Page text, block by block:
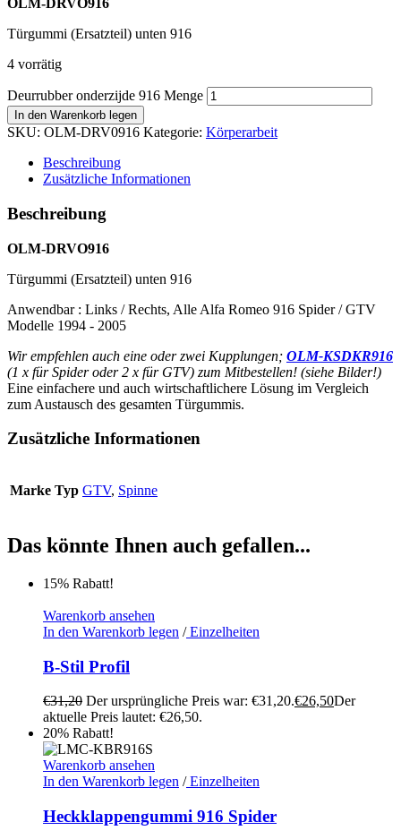
OLM-DRVO916
Türgummi (Ersatzteil) unten 916
4 vorrätig
Deurrubber onderzijde 916 Menge
In den Warenkorb legen
SKU: OLM-DRV0916 Kategorie: Körperarbeit
Beschreibung
Zusätzliche Informationen
Beschreibung
OLM-DRVO916
Türgummi (Ersatzteil) unten 916
Anwendbar : Links / Rechts, Alle Alfa Romeo 916 Spider / GTV
Modelle 1994 - 2005
Wir empfehlen auch eine oder zwei Kupplungen; OLM-KSDKR916
(1 x für Spider oder 2 x für GTV) zum Mitbestellen! (siehe Bilder!)
Eine einfachere und auch wirtschaftlichere Lösung im Vergleich
zum Austausch des gesamten Türgummis.
Zusätzliche Informationen
Marke Typ GTV, Spinne
Das könnte Ihnen auch gefallen...
15% Rabatt!
Warenkorb ansehen
In den Warenkorb legen /Einzelheiten
B-Stil Profil
€31,20 Der ursprüngliche Preis war: €31,20.€26,50Der
aktuelle Preis lautet: €26,50.
20% Rabatt!
Warenkorb ansehen
In den Warenkorb legen /Einzelheiten
Heckklappengummi 916 Spider